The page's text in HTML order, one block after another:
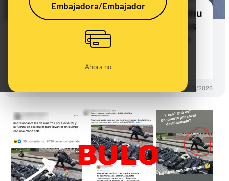
Embajadora/Embajador
Ahora no
Estas imágenes del hijo de Netanyahu
en "un apartamento de Miami tras los
ataques a Irán" son antiguas y la de
Sara Netanyahu tiene indicios de
haber sido generada con IA
03/03/2026